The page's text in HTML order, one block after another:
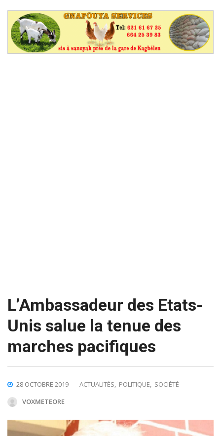
L’Ambassadeur des Etats-
Unis salue la tenue des
marches pacifiques
28 OCTOBRE 2019 ACTUALITÉS POLITIQUE
SOCIÉTÉ
VOXMETEORE